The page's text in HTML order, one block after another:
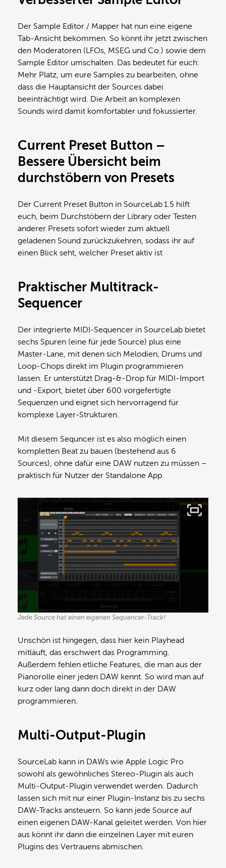
Der Sample Editor / Mapper hat nun eine eigene
Tab-Ansicht bekommen. So könnt ihr jetzt zwischen
den Moderatoren (LFOs, MSEG und Co.) sowie dem
Sample Editor umschalten. Das bedeutet für euch:
Mehr Platz, um eure Samples zu bearbeiten, ohne
dass die Hauptansicht der Sources dabei
beeinträchtigt wird. Die Arbeit an komplexen
Sounds wird damit komfortabler und fokussierter.
Current Preset Button –
Bessere Übersicht beim
durchstöbern von Presets
Der Current Preset Button in SourceLab 1.5 hilft
euch, beim Durchstöbern der Library oder Testen
anderer Presets sofort wieder zum aktuell
geladenen Sound zurückzukehren, sodass ihr auf
einen Blick seht, welcher Preset aktiv ist
Praktischer Multitrack-
Sequencer
Der integrierte MIDI-Sequencer in SourceLab bietet
sechs Spuren (eine für jede Source) plus eine
Master-Lane, mit denen sich Melodien, Drums und
Loop-Chops direkt im Plugin programmieren
lassen. Er unterstützt Drag-&-Drop für MIDI-Import
und -Export, bietet über 600 vorgefertigte
Sequenzen und eignet sich hervorragend für
komplexe Layer-Strukturen.
Mit diesem Sequncer ist es also möglich einen
kompletten Beat zu bauen (bestehend aus 6
Sources), ohne dafür eine DAW nutzen zu müssen –
praktisch für Nutzer der Standalone App.
Jede Source hat einen eigenen Sequencer-Track!
Unschön ist hingegen, dass hier kein Playhead
mitläuft, das erschwert das Programming.
Außerdem fehlen etliche Features, die man aus der
Pianorolle einer jeden DAW kennt. So wird man auf
kurz oder lang dann doch direkt in der DAW
programmieren.
Multi-Output-Plugin
SourceLab kann in DAWs wie Apple Logic Pro
sowohl als gewöhnliches Stereo-Plugin als auch
Multi-Output-Plugin verwendet werden. Dadurch
lassen sich mit nur einer Plugin-Instanz bis zu sechs
DAW-Tracks ansteuern. So kann jede Source auf
einen eigenen DAW-Kanal geleitet werden. Von hier
aus könnt ihr dann die einzelnen Layer mit euren
Plugins des Vertrauens abmischen.